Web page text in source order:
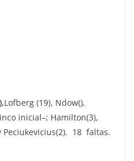
74
Lofberg (19), Ndow(),
inicial–; Hamilton(3),
Peciukevicius(2). 18 faltas.